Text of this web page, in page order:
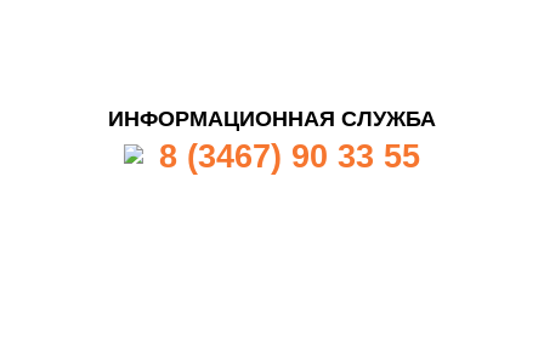
ИНФОРМАЦИОННАЯ СЛУЖБА
8 (3467) 90 33 55